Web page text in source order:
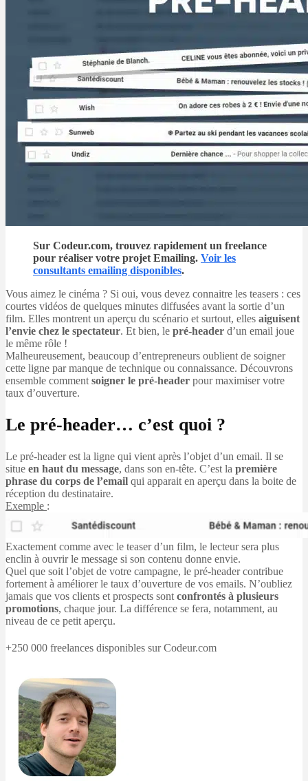
Sur Codeur.com, trouvez rapidement un freelance
pour réaliser votre projet Emailing. Voir les
consultants emailing disponibles.
Vous aimez le cinéma ? Si oui, vous devez connaitre les teasers : ces
courtes vidéos de quelques minutes diffusées avant la sortie d’un
film. Elles montrent un aperçu du scénario et surtout, elles aiguisent
l’envie chez le spectateur. Et bien, le pré-header d’un email joue
le même rôle !
Malheureusement, beaucoup d’entrepreneurs oublient de soigner
cette ligne par manque de technique ou connaissance. Découvrons
ensemble comment soigner le pré-header pour maximiser votre
taux d’ouverture.
Le pré-header… c’est quoi ?
Le pré-header est la ligne qui vient après l’objet d’un email. Il se
situe en haut du message, dans son en-tête. C’est la première
phrase du corps de l’email qui apparait en aperçu dans la boite de
réception du destinataire.
Exemple :
Exactement comme avec le teaser d’un film, le lecteur sera plus
enclin à ouvrir le message si son contenu donne envie.
Quel que soit l’objet de votre campagne, le pré-header contribue
fortement à améliorer le taux d’ouverture de vos emails. N’oubliez
jamais que vos clients et prospects sont confrontés à plusieurs
promotions, chaque jour. La différence se fera, notamment, au
niveau de ce petit aperçu.
+250 000 freelances disponibles sur Codeur.com